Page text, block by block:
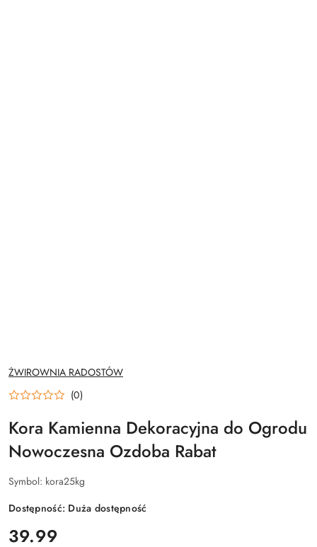
NAZWA
PRODUCENTA:
ŻWIROWNIA RADOSTÓW
(0)
Kora Kamienna Dekoracyjna do Ogrodu
Nowoczesna Ozdoba Rabat
Symbol: kora25kg
Dostępność: Duża dostępność
cena:
39.99